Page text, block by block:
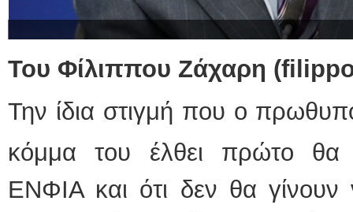
Του Φίλιππου Ζάχαρη (
Την ίδια στιγμή που ο
κόμμα του έλθει πρώτο θα
ΕΝΦΙΑ και ότι δεν θα γίνουν